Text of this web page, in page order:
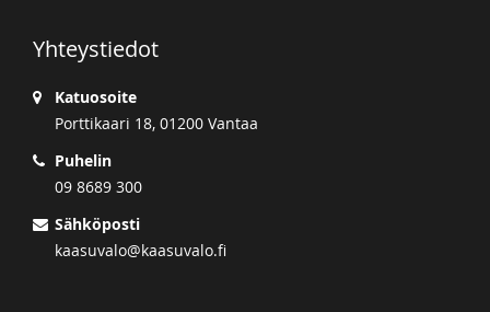
Yhteystiedot
Katuosoite
Porttikaari 18, 01200 Vantaa
Puhelin
09 8689 300
Sähköposti
kaasuvalo@kaasuvalo.fi